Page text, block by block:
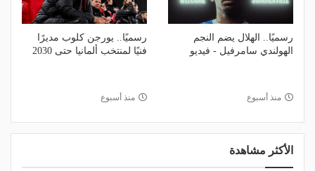
رسميًا.. الهلال يضم النجم
الهولندي سامرفيل - فيديو
منذ أسبوع
رسميًا.. يورجن كلوب مديرًا
فنيًا لمنتخب ألمانيا حتى 2030
منذ أسبوع
الأكثر مشاهدة